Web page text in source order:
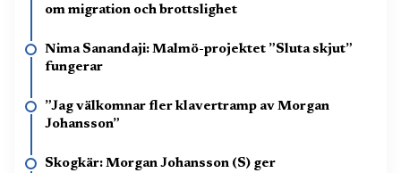
om migration och brottslighet
Nima Sanandaji: Malmö-projektet ”Sluta skjut”
fungerar
”Jag välkomnar fler klavertramp av Morgan
Johansson”
Skogkär: Morgan Johansson (S) ger